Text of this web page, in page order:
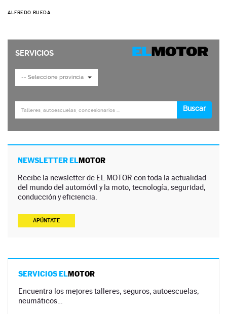
ALFREDO RUEDA
NEWSLETTER ELMOTOR
Recibe la newsletter de EL MOTOR con toda la actualidad
del mundo del automóvil y la moto, tecnología, seguridad,
conducción y eficiencia.
APÚNTATE
SERVICIOS ELMOTOR
Encuentra los mejores talleres, seguros, autoescuelas,
neumáticos…